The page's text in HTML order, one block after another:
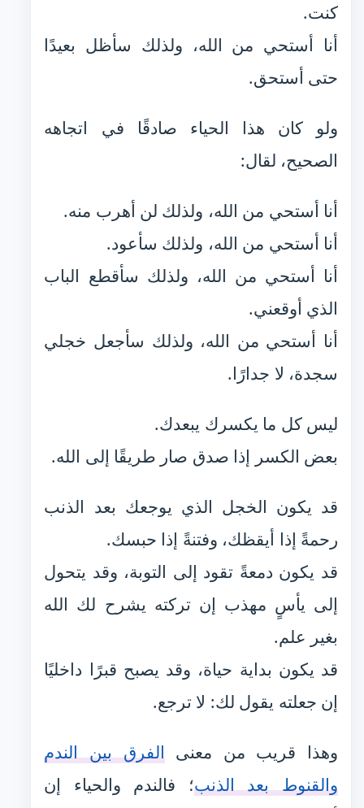
كنت.
أنا أستحي من الله، ولذلك سأظل بعيدًا
حتى أستحق.
ولو كان هذا الحياء صادقًا في اتجاهه
الصحيح، لقال:
أنا أستحي من الله، ولذلك لن أهرب منه.
أنا أستحي من الله، ولذلك سأعود.
أنا أستحي من الله، ولذلك سأقطع الباب
الذي أوقعني.
أنا أستحي من الله، ولذلك سأجعل خجلي
سجدة، لا جدارًا.
ليس كل ما يكسرك يبعدك.
بعض الكسر إذا صدق صار طريقًا إلى الله.
قد يكون الخجل الذي يوجعك بعد الذنب
رحمةً إذا أيقظك، وفتنةً إذا حبسك.
قد يكون دمعةً تقود إلى التوبة، وقد يتحول
إلى يأسٍ مهذب إن تركته يشرح لك الله
بغير علم.
قد يكون بداية حياة، وقد يصبح قبرًا داخليًا
إن جعلته يقول لك: لا ترجع.
وهذا قريب من معنىالفرق بين الندم
والقنوط بعد الذنب؛ فالندم والحياء إن